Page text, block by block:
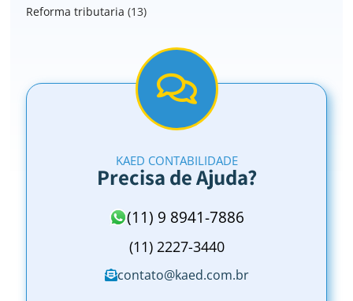
Reforma tributaria (13)
KAED CONTABILIDADE
Precisa de Ajuda?
(11) 9 8941-7886
(11) 2227-3440
contato@kaed.com.br